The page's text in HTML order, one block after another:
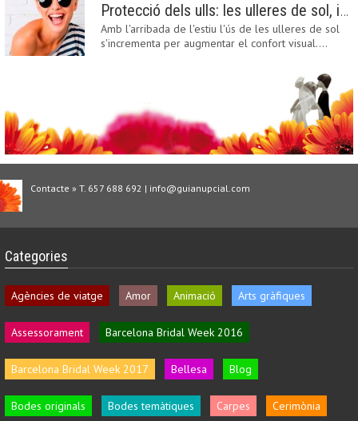
Protecció dels ulls: les ulleres de sol, imprescindibles en una boda estiuenca
Amb l'arribada de l'estiu l'ús de les ulleres de sol
s'incrementa per augmentar el confort visual.…
Contacte » T. 657 688 692 | info@guianupcial.com
Categories
Agències de viatge Amor Animació Arts gràfiques
Assessorament Barcelona Bridal Week 2016
Barcelona Bridal Week 2017 Bellesa Blog
Bodes originals Bodes temàtiques Carpes Cerimònia